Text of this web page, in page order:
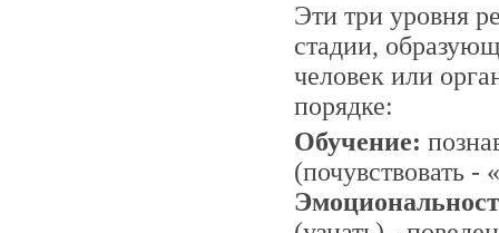
Эти три уровня
стадии,
человек или
порядке:
Обучение:
(почувствовать -